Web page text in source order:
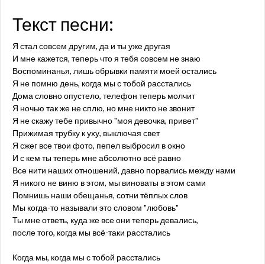
Текст песни:
Я стал совсем другим, да и ты уже другая
И мне кажется, теперь что я тебя совсем не знаю
Воспоминанья, лишь обрывки памяти моей остались
Я не помню день, когда мы с тобой расстались
Дома словно опустело, телефон теперь молчит
Я ночью так же не сплю, но мне никто не звонит
Я не скажу тебе привычно "моя девочка, привет"
Прижимая трубку к уху, выключая свет
Я сжег все твои фото, пепел выбросил в окно
И с кем ты теперь мне абсолютно всё равно
Все нити наших отношений, давно порвались между нами
Я никого не виню в этом, мы виноваты в этом сами
Помнишь наши обещанья, сотни тёплых слов
Мы когда-то называли это словом "любовь"
Ты мне ответь, куда же все они теперь девались,
после того, когда мы всё-таки расстались
Когда мы, когда мы с тобой расстались